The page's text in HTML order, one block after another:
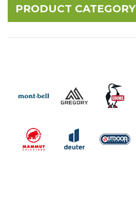
PRODUCT CATEGORY